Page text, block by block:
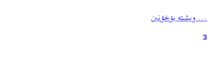
داوود (میکس و مستر) که اهل آبادانه. دم بچه‌های…
… ويشته بۊخؤنين
3